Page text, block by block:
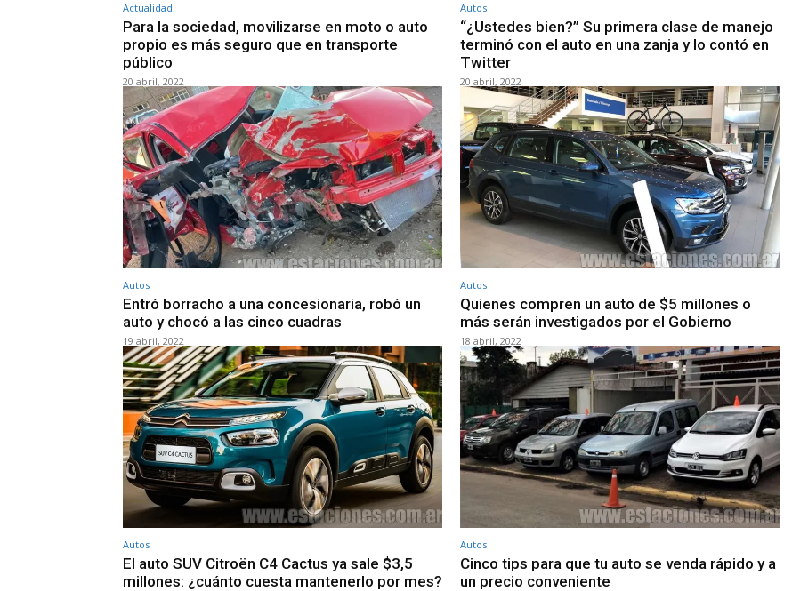
Actualidad
Para la sociedad, movilizarse en moto o auto
propio es más seguro que en transporte
público
20 abril, 2022
Autos
“¿Ustedes bien?” Su primera clase de manejo
terminó con el auto en una zanja y lo contó en
Twitter
20 abril, 2022
Autos
Entró borracho a una concesionaria, robó un
auto y chocó a las cinco cuadras
19 abril, 2022
Autos
Quienes compren un auto de $5 millones o
más serán investigados por el Gobierno
18 abril, 2022
Autos
El auto SUV Citroën C4 Cactus ya sale $3,5
millones: ¿cuánto cuesta mantenerlo por mes?
Autos
Cinco tips para que tu auto se venda rápido y a
un precio conveniente